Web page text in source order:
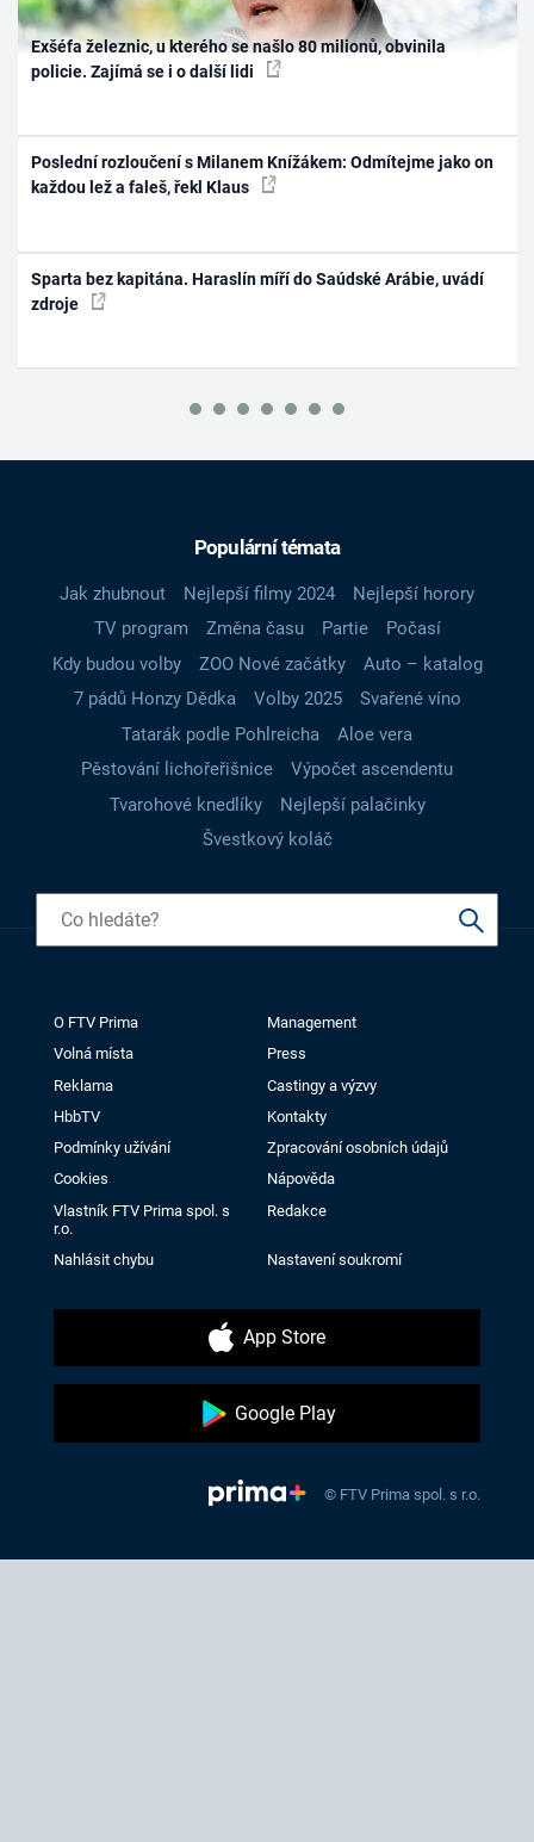
Exšéfa železnic, u kterého se našlo 80 milionů, obvinila
policie. Zajímá se i o další lidi
Poslední rozloučení s Milanem Knížákem: Odmítejme jako on
každou lež a faleš, řekl Klaus
Sparta bez kapitána. Haraslín míří do Saúdské Arábie, uvádí
zdroje
Populární témata
Jak zhubnout Nejlepší filmy 2024
Nejlepší horory
TV program
Změna času Partie
Počasí
Kdy budou volby
ZOO Nové začátky
Auto – katalog
7 pádů Honzy Dědka
Volby 2025
Svařené víno
Tatarák podle Pohlreicha
Aloe vera
Pěstování lichořeřišnice
Výpočet ascendentu
Tvarohové knedlíky
Nejlepší palačinky
Švestkový koláč
O FTV Prima
Management
Volná místa
Press
Reklama
Castingy a výzvy
HbbTV
Kontakty
Podmínky užívání
Zpracování osobních údajů
Cookies
Nápověda
Vlastník FTV Prima spol. s
r.o.
Redakce
Nahlásit chybu Nastavení soukromí
App Store
Google Play
© FTV Prima spol. s r.o.